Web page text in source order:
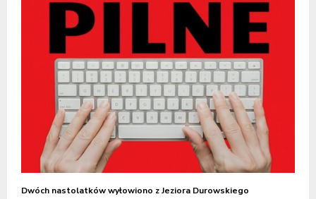
Dwóch nastolatków wyłowiono z Jeziora Durowskiego